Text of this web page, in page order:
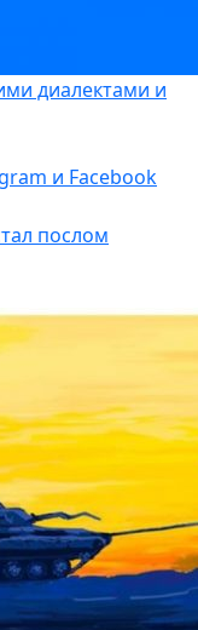
диалектами и
и Facebook
послом